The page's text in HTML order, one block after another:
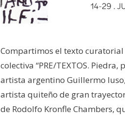
Compartimos el texto
colectiva “PRE/TEXTOS.
artista argentino Guillermo
artista quiteño de gran
de Rodolfo Kronfle Chambers,